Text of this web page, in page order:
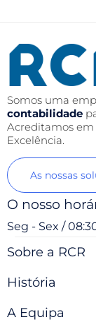
Somos uma
contabilidade
Acreditamos em
Excelência.
As nossas
O nosso
Seg - Sex /
Sobre a RCR
História
A Equipa